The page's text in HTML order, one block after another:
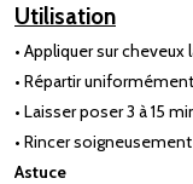
Utilisation
• Appliquer sur
• Répartir
• Laisser poser 3 à 15
• Rincer soigneusement
Astuce